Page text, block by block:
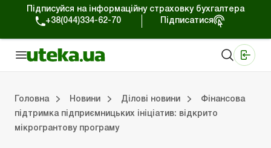
Підписуйся на інформаційну страховку бухгалтера
+38(044)334-62-70
Підписатися
Головна Новини Ділові новини
Фінансова
підтримка підприємницьких ініціатив: відкрито
мікрогрантову програму